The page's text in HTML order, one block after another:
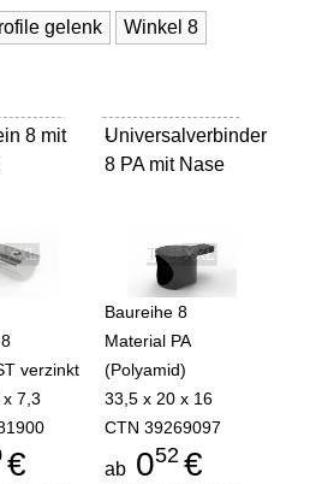
gelenk Winkel 8
8 mit
verzinkt
7,3
€
Universalverbinder
8 PA mit Nase
-
Baureihe 8
Material PA
(Polyamid)
33,5 x 20 x 16
CTN 39269097
ab052 €